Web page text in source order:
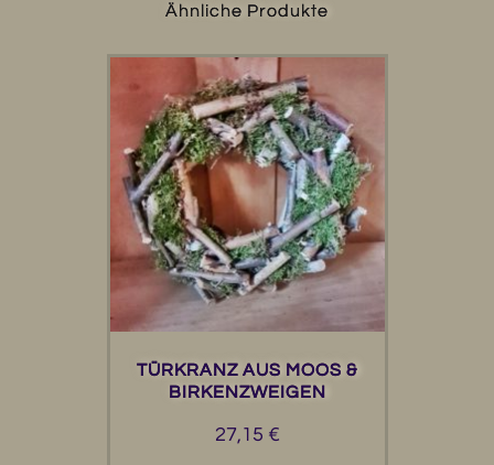
Ähnliche Produkte
TÜRKRANZ AUS MOOS &
BIRKENZWEIGEN
27,15 €